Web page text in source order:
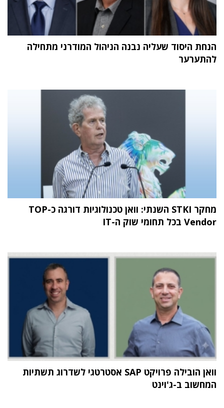
הנחת היסוד שעליה נבנה הניהול המודרני מתחילה
להתערער
מחקר STKI השנתי: וואן טכנולוגיות דורגה כ-TOP
Vendor בכל תחומי שוק ה-IT
וואן הובילה פרויקט SAP אסטרטגי לשדרוג תשתיות
המחשוב ב-ג'וינט